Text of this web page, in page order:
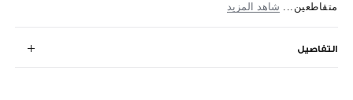
متقاطعين... شاهد المزيد
التفاصيل